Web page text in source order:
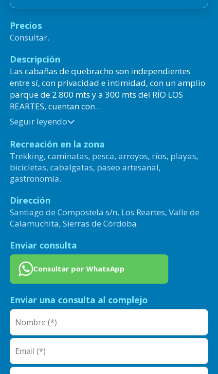
Precios
Consultar.
Descripción
Las cabañas de quebracho son independientes
entre sí, con privacidad e intimidad, con un amplio
parque de 2.800 mts y a 300 mts del RÍO LOS
REARTES, cuentan con...
Seguir leyendo
Recreación en la zona
Trekking, caminatas, pesca, arroyos, ríos, playas,
bicicletas, cabalgatas, paseo artesanal,
gastronomía.
Dirección
Santiago de Compostela s/n, Los Reartes, Valle de
Calamuchita, Sierras de Córdoba.
Enviar consulta
Consultar por WhatsApp
Enviar una consulta al complejo